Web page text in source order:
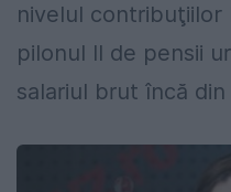
nivelul contribuţiilor
pilonul II de pensii
salariul brut încă